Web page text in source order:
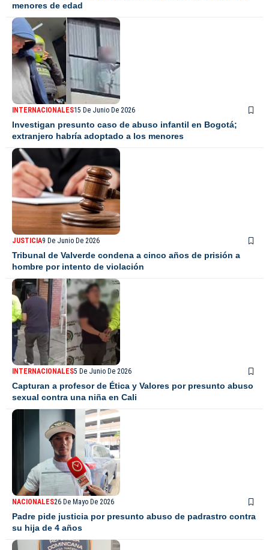
menores de edad
INTERNACIONALES15 De Junio De 2026
Investigan presunto caso de abuso infantil en Bogotá;
extranjero habría adoptado a los menores
JUSTICIA9 De Junio De 2026
Tribunal de Valverde condena a cinco años de prisión a
hombre por intento de violación
INTERNACIONALES5 De Junio De 2026
Capturan a profesor de Ética y Valores por presunto abuso
sexual contra una niña en Cali
NACIONALES26 De Mayo De 2026
Padre pide justicia por presunto abuso de padrastro contra
su hija de 4 años